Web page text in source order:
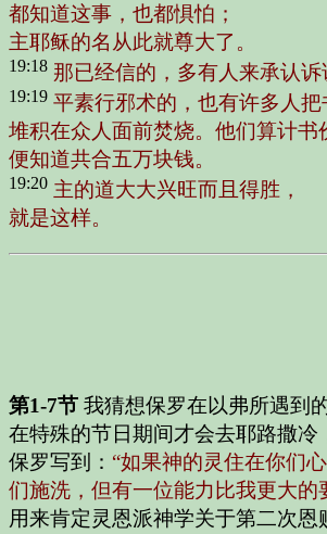
都知道这事，也都惧怕；
主耶稣的名从此就尊大了。
19:18 那已经信的，多有人来承认诉
19:19 平素行邪术的，也有许多人把
堆积在众人面前焚烧。他们算计书
便知道共合五万块钱。
19:20 主的道大大兴旺而且得胜，
就是这样。
第1-7节 我猜想保罗在以弗所遇到
在特殊的节日期间才会去耶路撒
保罗写到： “如果神的灵住在你们
们施洗，但有一位能力比我更大
用来肯定灵恩派神学关于第二次